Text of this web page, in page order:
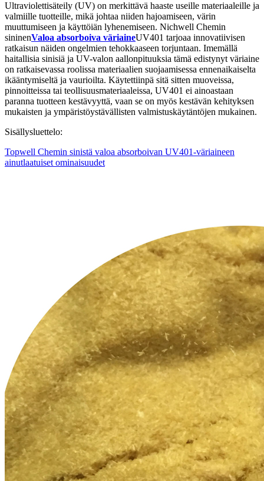
Ultraviolettisäteily (UV) on merkittävä haaste useille materiaaleille ja
valmiille tuotteille, mikä johtaa niiden hajoamiseen, värin
muuttumiseen ja käyttöiän lyhenemiseen. Nichwell Chemin
sininenValoa absorboiva väriaineUV401 tarjoaa innovatiivisen
ratkaisun näiden ongelmien tehokkaaseen torjuntaan. Imemällä
haitallisia sinisiä ja UV-valon aallonpituuksia tämä edistynyt väriaine
on ratkaisevassa roolissa materiaalien suojaamisessa ennenaikaiselta
ikääntymiseltä ja vaurioilta. Käytettiinpä sitä sitten muoveissa,
pinnoitteissa tai teollisuusmateriaaleissa, UV401 ei ainoastaan
paranna tuotteen kestävyyttä, vaan se on myös kestävän kehityksen
mukaisten ja ympäristöystävällisten valmistuskäytäntöjen mukainen.
Sisällysluettelo:
Topwell Chemin sinistä valoa absorboivan UV401-väriaineen
ainutlaatuiset ominaisuudet